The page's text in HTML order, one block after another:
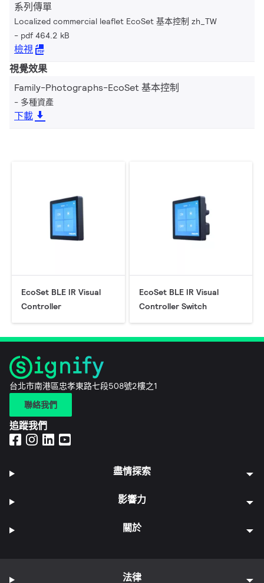
系列傳單
Localized commercial leaflet EcoSet 基本控制 zh_TW
pdf 464.2 kB
檢視
視覺效果
Family-Photographs-EcoSet 基本控制
多種資產
下載
EcoSet BLE IR Visual
Controller
EcoSet BLE IR Visual
Controller Switch
台北市南港區忠孝東路七段508號2樓之1
聯絡我們
追蹤我們
盡情探索
影響力
關於
法律